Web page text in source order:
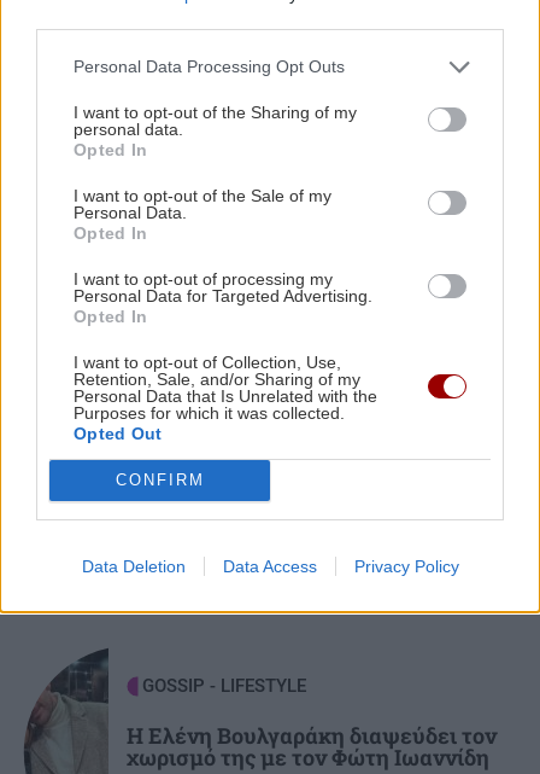
Personal Data Processing Opt Outs
I want to opt-out of the Sharing of my
personal data.
Opted In
I want to opt-out of the Sale of my
Personal Data.
Opted In
I want to opt-out of processing my
Personal Data for Targeted Advertising.
Opted In
I want to opt-out of Collection, Use,
Retention, Sale, and/or Sharing of my
Personal Data that Is Unrelated with the
Purposes for which it was collected.
Opted Out
CONFIRM
Data Deletion Data Access Privacy Policy
20:44
ΕΛΛΑΔΑ
«Στέρεψε» η αγορά από πινακίδες
παραμένουν αταξινόμητα
20:39
ΚΡΗΤΗ
Κρήτη: Κινητοποίηση της Πυροσβεστικής στη
ανεμογεννητριών
ΚΟΣΜΟΣ
Η Ισπανία απειλεί με αντίποινα κατά της
Ιταλίας στον απόηχο της επιβολής των
συνοριακών ελέγχων
Με τη MINOAN LINES, το ταξίδι έχει γεύση —
Ιταλία: Τα ελαιοτριβεία ενώνονται να
ΟΜΟΡΦΙΑ
Ρωσικό πεντικιούρ: Χωρίς σταγόνα
νερό - Η άνυδρη μέθοδος που κάνει τα
πέλματα βελούδινα (χωρίς ξύστρες
GOSSIP - LIFESTYLE
Η Ελένη Βουλγαράκη διαψεύδει τον
χωρισμό της με τον Φώτη Ιωαννίδη